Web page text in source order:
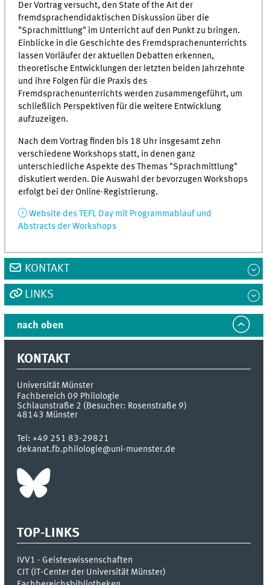
Der Vortrag versucht, den State of the Art der
fremdsprachendidaktischen Diskussion über die
"Sprachmittlung" im Unterricht auf den Punkt zu bringen.
Einblicke in die Geschichte des Fremdsprachenunterrichts
lassen Vorläufer der aktuellen Debatten erkennen,
theoretische Entwicklungen der letzten beiden Jahrzehnte
und ihre Folgen für die Praxis des
Fremdsprachenunterrichts werden zusammengeführt, um
schließlich Perspektiven für die weitere Entwicklung
aufzuzeigen.
Nach dem Vortrag finden bis 18 Uhr insgesamt zehn
verschiedene Workshops statt, in denen ganz
unterschiedliche Aspekte des Themas "Sprachmittlung"
diskutiert werden. Die Auswahl der bevorzugen Workshops
erfolgt bei der Online-Registrierung.
Website des TEFL Day mit Programmablauf und
Abstracts der Workshops
KONTAKT
LINKS
nach oben
KONTAKT
Universität Münster
Fachbereich 09 Philologie
Schlaunstraße 2 (Besucher: Rosenstraße 9)
48143 Münster
Tel:+49 251 83-29821
dekanat.fb.philologie@uni-muenster.de
TOP-LINKS
IVV1 - Geisteswissenschaften
CIT (IT-Center der Universität Münster)